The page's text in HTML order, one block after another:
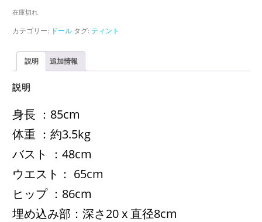
在庫切れ
カテゴリー: ドール タグ:ティント
説明 追加情報
説明
身長 ：85cm
体重 ：約3.5kg
バスト ：48cm
ウエスト： 65cm
ヒップ ：86cm
埋め込み部：深さ20 x 直径8cm